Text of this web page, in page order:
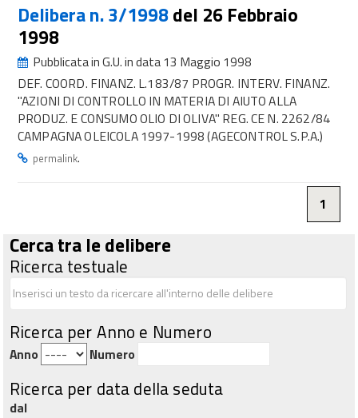
Delibera n. 3/1998del 26 Febbraio
1998
Pubblicata in G.U. in data 13 Maggio 1998
DEF. COORD. FINANZ. L.183/87 PROGR. INTERV. FINANZ.
"AZIONI DI CONTROLLO IN MATERIA DI AIUTO ALLA
PRODUZ. E CONSUMO OLIO DI OLIVA" REG. CE N. 2262/84
CAMPAGNA OLEICOLA 1997-1998 (AGECONTROL S.P.A.)
permalink.
1
Cerca tra le delibere
Ricerca testuale
Ricerca per Anno e Numero
Anno Numero
Ricerca per data della seduta
dal